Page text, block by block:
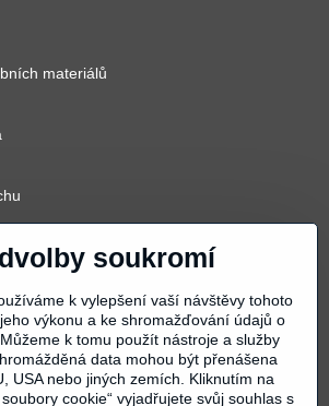
materiálů
soukromí
k vylepšení vaší návštěvy tohoto
výkonu a ke shromažďování údajů o
k tomu použít nástroje a služby
data mohou být přenášena
USA nebo jiných zemích. Kliknutím na
soubory cookie“ vyjadřujete svůj souhlas s